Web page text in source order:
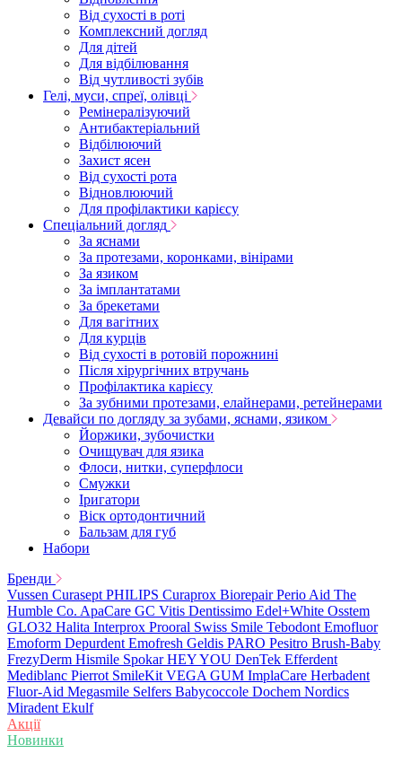
Від сухості в роті
Комплексний догляд
Для дітей
Для відбілювання
Від чутливості зубів
Гелі, муси, спреї, олівці
Ремінералізуючий
Антибактеріальний
Відбілюючий
Захист ясен
Від сухості рота
Відновлюючий
Для профілактики карієсу
Спеціальний догляд
За яснами
За протезами, коронками, вінірами
За язиком
За імплантатами
За брекетами
Для вагітних
Для курців
Від сухості в ротовій порожнині
Після хірургічних втручань
Профілактика карієсу
За зубними протезами, елайнерами, ретейнерами
Девайси по догляду за зубами, яснами, язиком
Йоржики, зубочистки
Очищувач для язика
Флоси, нитки, суперфлоси
Смужки
Іригатори
Віск ортодонтичний
Бальзам для губ
Набори
Бренди
Vussen Curasept PHILIPS Curaprox Biorepair Perio Aid The
Humble Co. ApaCare GC Vitis Dentissimo Edel+White Osstem
GLO32 Halita Interprox Prooral Swiss Smile Tebodont Emofluor
Emoform Depurdent Emofresh Geldis PARO Pesitro Brush-Baby
FrezyDerm Hismile Spokar HEY YOU DenTek Efferdent
Mediblanc Pierrot SmileKit VEGA GUM ImplaCare Herbadent
Fluor-Aid Megasmile Selfers Babycoccole Dochem Nordics
Miradent Ekulf
Акції
Новинки